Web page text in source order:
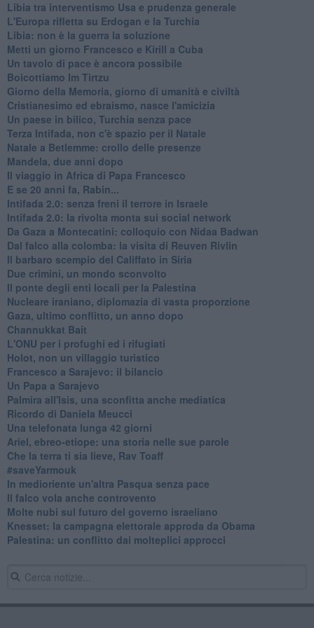
Libia tra interventismo Usa e prudenza generale
L'Europa rifletta su Erdogan e la Turchia
Libia: non è la guerra la soluzione
Metti un giorno Francesco e Kirill a Cuba
Un tavolo di pace è ancora possibile
Boicottiamo Im Tirtzu
Giorno della Memoria, giorno di umanità e civiltà
Cristianesimo ed ebraismo, nasce l'amicizia
Un paese in bilico, Turchia senza pace
Terza Intifada, non c'è spazio per il Natale
Natale a Betlemme: crollo delle presenze
Mandela, due anni dopo
Il viaggio in Africa di Papa Francesco
E se 20 anni fa, Rabin...
Intifada 2.0: senza freni il terrore in Israele
Intifada 2.0: la rivolta monta sui social network
Da Gaza a Montecatini: colloquio con Nidaa Badwan
Dal falco alla colomba: la visita di Reuven Rivlin
Il barbaro scempio del Califfato in Siria
Due crimini, un mondo sconvolto
Il ponte degli enti locali per la Palestina
Nucleare iraniano, diplomazia di vasta proporzione
Gaza, ultimo conflitto, un anno dopo
Channukkat Bait
L'ONU per i profughi ed i rifugiati
Holot, non un villaggio turistico
Francesco a Sarajevo: il bilancio
Un Papa a Sarajevo
Palmira all'Isis, una sconfitta anche mediatica
Ricordo di Daniela Meucci
​Una telefonata lunga 42 giorni
​Ariel, ebreo-etiope: una storia nelle sue parole
Che la terra ti sia lieve, Rav Toaff
​#saveYarmouk
​In medioriente un'altra Pasqua senza pace
​Il falco vola anche controvento
Molte nubi sul futuro del governo israeliano
Knesset: la campagna elettorale approda da Obama
Palestina: un conflitto dai molteplici approcci